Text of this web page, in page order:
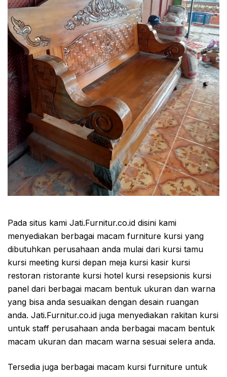
Pada situs kami Jati.Furnitur.co.id disini kami
menyediakan berbagai macam furniture kursi yang
dibutuhkan perusahaan anda mulai dari kursi tamu
kursi meeting kursi depan meja kursi kasir kursi
restoran ristorante kursi hotel kursi resepsionis kursi
panel dari berbagai macam bentuk ukuran dan warna
yang bisa anda sesuaikan dengan desain ruangan
anda. Jati.Furnitur.co.id juga menyediakan rakitan kursi
untuk staff perusahaan anda berbagai macam bentuk
macam ukuran dan macam warna sesuai selera anda.
Tersedia juga berbagai macam kursi furniture untuk